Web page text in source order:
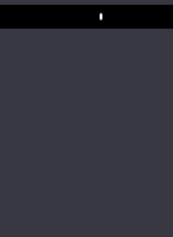
Play